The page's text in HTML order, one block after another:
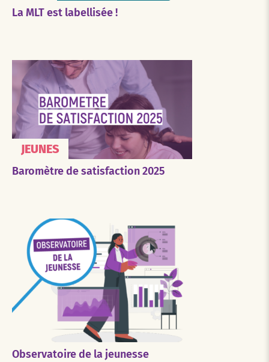
La MLT est labellisée !
JEUNES
Baromètre de satisfaction 2025
Observatoire de la jeunesse